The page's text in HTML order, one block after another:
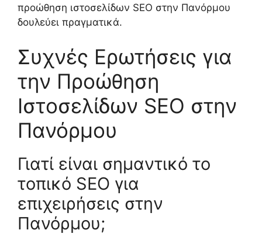
προώθηση ιστοσελίδων SEO στην Πανόρμου
δουλεύει πραγματικά.
Συχνές Ερωτήσεις για
την Προώθηση
Ιστοσελίδων SEO στην
Πανόρμου
Γιατί είναι σημαντικό το
τοπικό SEO για
επιχειρήσεις στην
Πανόρμου;